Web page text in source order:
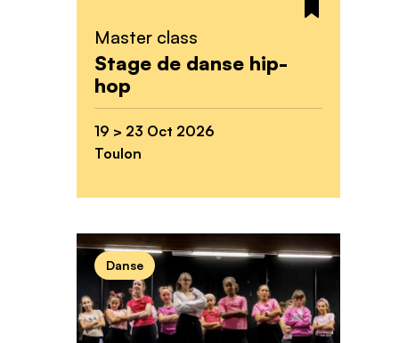
Stage de danse hip-
hop
Master class
19 > 23 Oct 2026
Toulon
Danse